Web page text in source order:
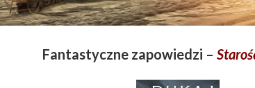
Fantastyczne zapowiedzi –